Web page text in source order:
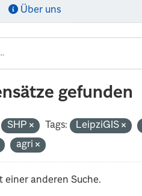
Über uns
gefunden
SHP Tags: LeipziGIS
agri
einer anderen Suche.